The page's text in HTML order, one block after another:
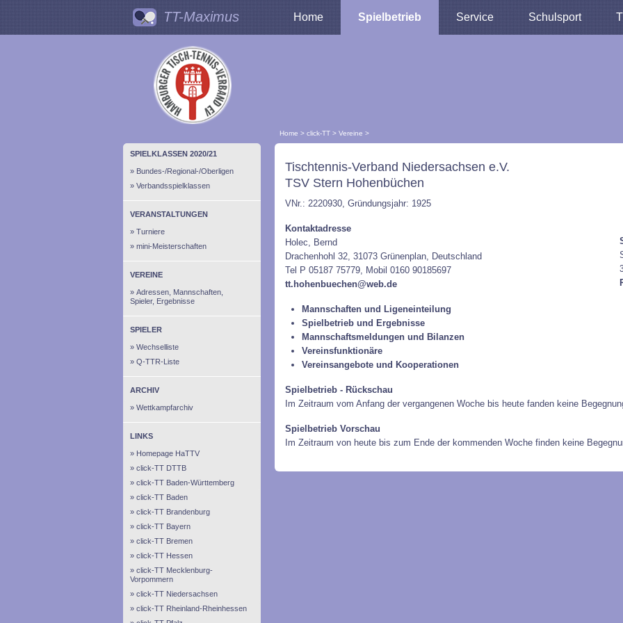
TT-Maximus Home Spielbetrieb Service Schulsport
Home > click-TT > Vereine >
SPIELKLASSEN 2020/21
Bundes-/Regional-/Oberligen
Verbandsspielklassen
VERANSTALTUNGEN
Turniere
mini-Meisterschaften
VEREINE
Adressen, Mannschaften,
Spieler, Ergebnisse
SPIELER
Wechselliste
Q-TTR-Liste
ARCHIV
Wettkampfarchiv
LINKS
Homepage HaTTV
click-TT DTTB
click-TT Baden-Württemberg
click-TT Baden
click-TT Brandenburg
click-TT Bayern
click-TT Bremen
click-TT Hessen
click-TT Mecklenburg-
Vorpommern
click-TT Niedersachsen
click-TT Rheinland-Rheinhessen
Tischtennis-Verband Niedersachsen e.V.
TSV Stern Hohenbüchen
VNr.: 2220930, Gründungsjahr: 1925
Kontaktadresse
Holec, Bernd
Drachenhohl 32, 31073 Grünenplan, Deutschland
Tel P 05187 75779, Mobil 0160 90185697
tt.hohenbuechen@web.de
Mannschaften und Ligeneinteilung
Spielbetrieb und Ergebnisse
Mannschaftsmeldungen und Bilanzen
Vereinsfunktionäre
Vereinsangebote und Kooperationen
Spielbetrieb - Rückschau
Im Zeitraum vom Anfang der vergangenen Woche bis heute fanden keine
Spielbetrieb Vorschau
Im Zeitraum von heute bis zum Ende der kommenden Woche finden keine